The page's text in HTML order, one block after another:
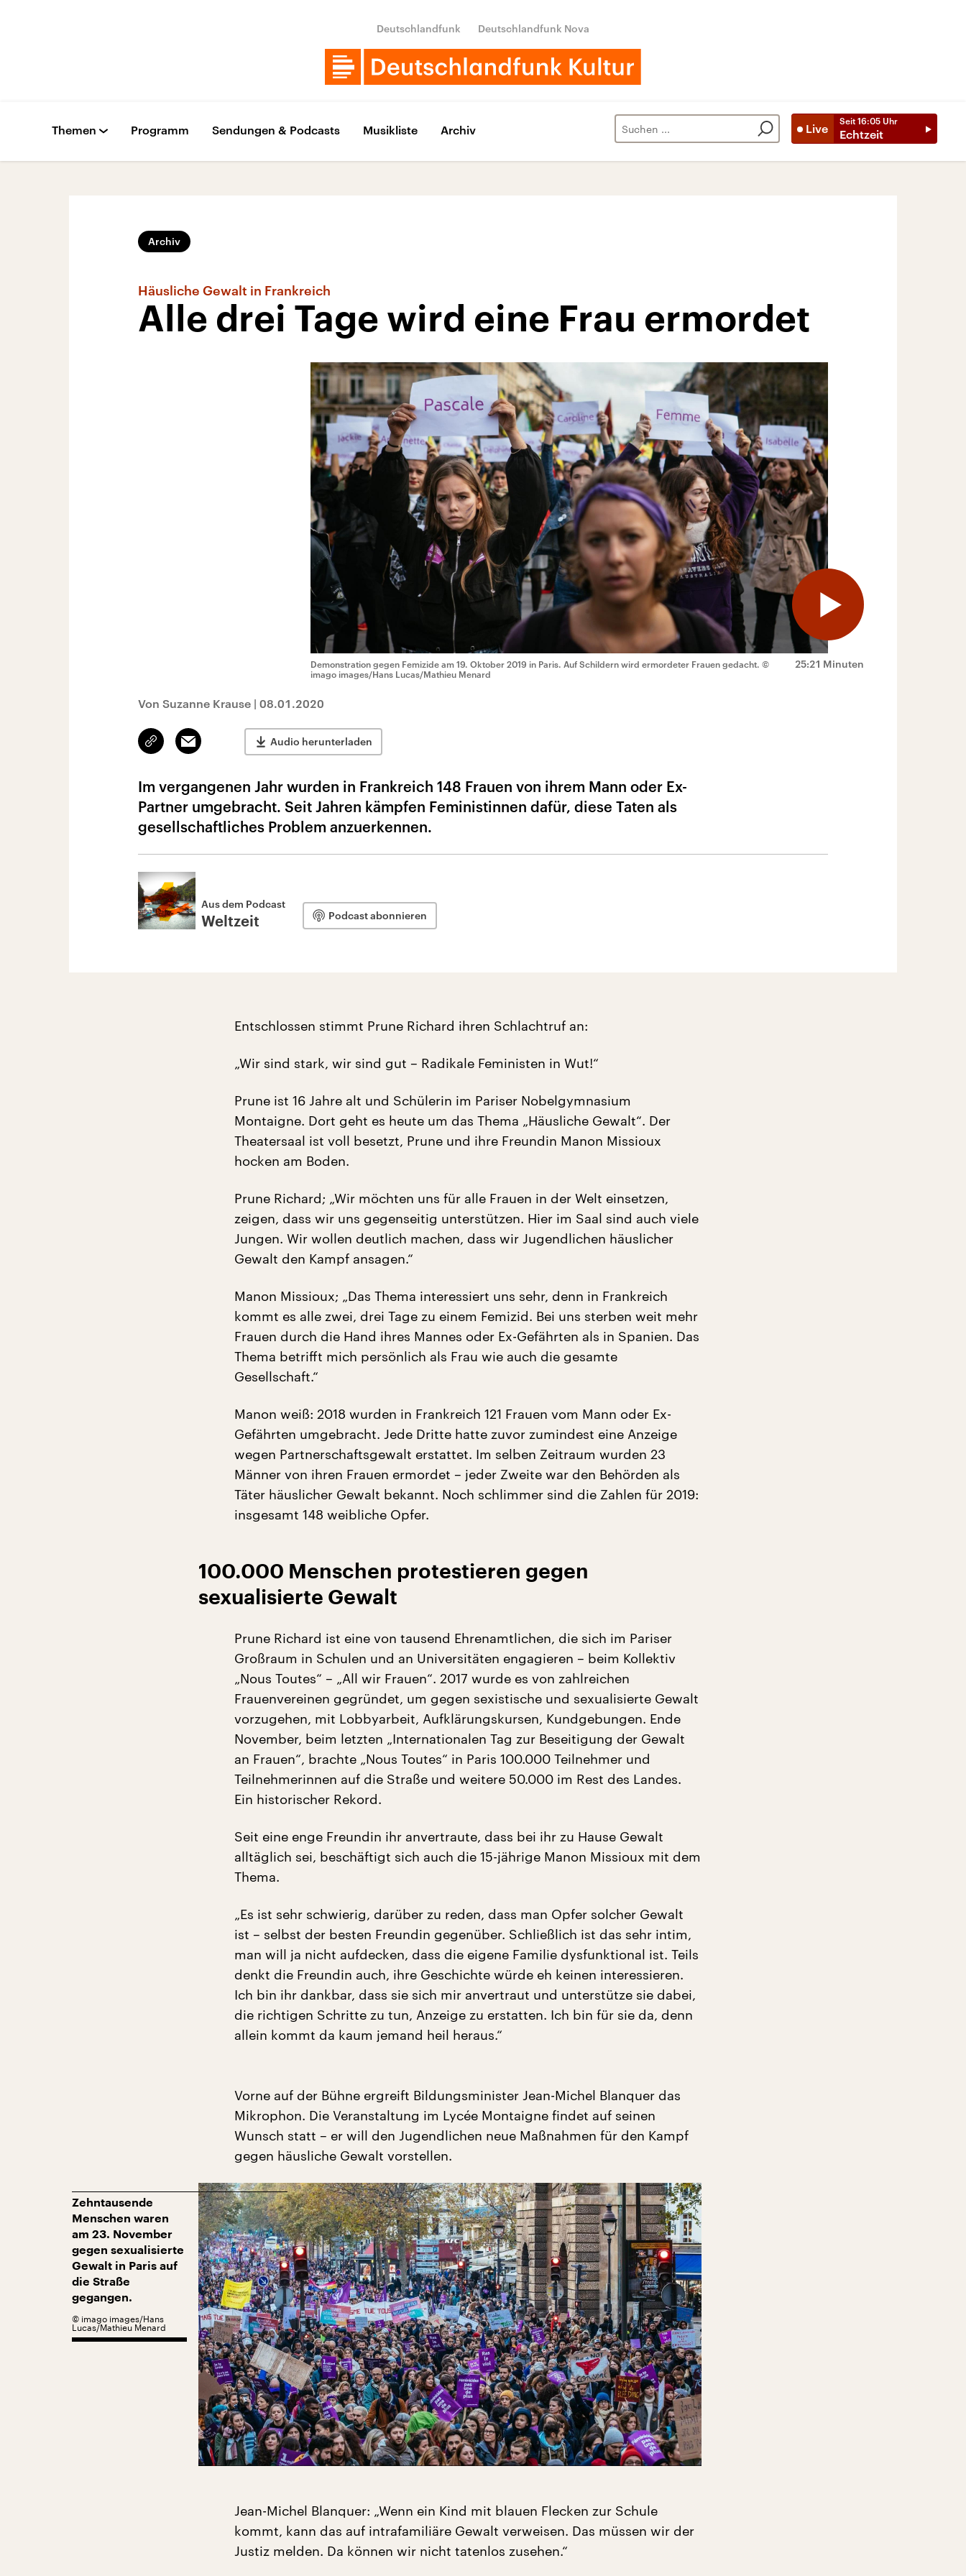
Deutschlandfunk Deutschlandfunk Nova
Live
Seit 16:05 Uhr
Echtzeit
Themen Programm Sendungen & Podcasts Musikliste Archiv
Archiv
Häusliche Gewalt in Frankreich
Alle drei Tage wird eine Frau ermordet
25:21 Minuten
Demonstration gegen Femizide am 19. Oktober 2019 in Paris. Auf Schildern wird ermordeter Frauen gedacht. ©
imago images/Hans Lucas/Mathieu Menard
Von Suzanne Krause | 08.01.2020
Link
kopieren/teilen
Email Audio herunterladen
Im vergangenen Jahr wurden in Frankreich 148 Frauen von ihrem Mann oder Ex-
Partner umgebracht. Seit Jahren kämpfen Feministinnen dafür, diese Taten als
gesellschaftliches Problem anzuerkennen.
Aus dem Podcast
Weltzeit Podcast abonnieren
Entschlossen stimmt Prune Richard ihren Schlachtruf an:
„Wir sind stark, wir sind gut – Radikale Feministen in Wut!“
Prune ist 16 Jahre alt und Schülerin im Pariser Nobelgymnasium
Montaigne. Dort geht es heute um das Thema „Häusliche Gewalt“. Der
Theatersaal ist voll besetzt, Prune und ihre Freundin Manon Missioux
hocken am Boden.
Prune Richard; „Wir möchten uns für alle Frauen in der Welt einsetzen,
zeigen, dass wir uns gegenseitig unterstützen. Hier im Saal sind auch viele
Jungen. Wir wollen deutlich machen, dass wir Jugendlichen häuslicher
Gewalt den Kampf ansagen.“
Manon Missioux; „Das Thema interessiert uns sehr, denn in Frankreich
kommt es alle zwei, drei Tage zu einem Femizid. Bei uns sterben weit mehr
Frauen durch die Hand ihres Mannes oder Ex-Gefährten als in Spanien. Das
Thema betrifft mich persönlich als Frau wie auch die gesamte
Gesellschaft.“
Manon weiß: 2018 wurden in Frankreich 121 Frauen vom Mann oder Ex-
Gefährten umgebracht. Jede Dritte hatte zuvor zumindest eine Anzeige
wegen Partnerschaftsgewalt erstattet. Im selben Zeitraum wurden 23
Männer von ihren Frauen ermordet – jeder Zweite war den Behörden als
Täter häuslicher Gewalt bekannt. Noch schlimmer sind die Zahlen für 2019:
insgesamt 148 weibliche Opfer.
100.000 Menschen protestieren gegen
sexualisierte Gewalt
Prune Richard ist eine von tausend Ehrenamtlichen, die sich im Pariser
Großraum in Schulen und an Universitäten engagieren – beim Kollektiv
„Nous Toutes“ – „All wir Frauen“. 2017 wurde es von zahlreichen
Frauenvereinen gegründet, um gegen sexistische und sexualisierte Gewalt
vorzugehen, mit Lobbyarbeit, Aufklärungskursen, Kundgebungen. Ende
November, beim letzten „Internationalen Tag zur Beseitigung der Gewalt
an Frauen“, brachte „Nous Toutes“ in Paris 100.000 Teilnehmer und
Teilnehmerinnen auf die Straße und weitere 50.000 im Rest des Landes.
Ein historischer Rekord.
Seit eine enge Freundin ihr anvertraute, dass bei ihr zu Hause Gewalt
alltäglich sei, beschäftigt sich auch die 15-jährige Manon Missioux mit dem
Thema.
„Es ist sehr schwierig, darüber zu reden, dass man Opfer solcher Gewalt
ist – selbst der besten Freundin gegenüber. Schließlich ist das sehr intim,
man will ja nicht aufdecken, dass die eigene Familie dysfunktional ist. Teils
denkt die Freundin auch, ihre Geschichte würde eh keinen interessieren.
Ich bin ihr dankbar, dass sie sich mir anvertraut und unterstütze sie dabei,
die richtigen Schritte zu tun, Anzeige zu erstatten. Ich bin für sie da, denn
allein kommt da kaum jemand heil heraus.“
Vorne auf der Bühne ergreift Bildungsminister Jean-Michel Blanquer das
Mikrophon. Die Veranstaltung im Lycée Montaigne findet auf seinen
Wunsch statt – er will den Jugendlichen neue Maßnahmen für den Kampf
gegen häusliche Gewalt vorstellen.
Zehntausende
Menschen waren
am 23. November
gegen sexualisierte
Gewalt in Paris auf
die Straße
gegangen.
© imago images/Hans
Lucas/Mathieu Menard
Jean-Michel Blanquer: „Wenn ein Kind mit blauen Flecken zur Schule
kommt, kann das auf intrafamiliäre Gewalt verweisen. Das müssen wir der
Justiz melden. Da können wir nicht tatenlos zusehen.“